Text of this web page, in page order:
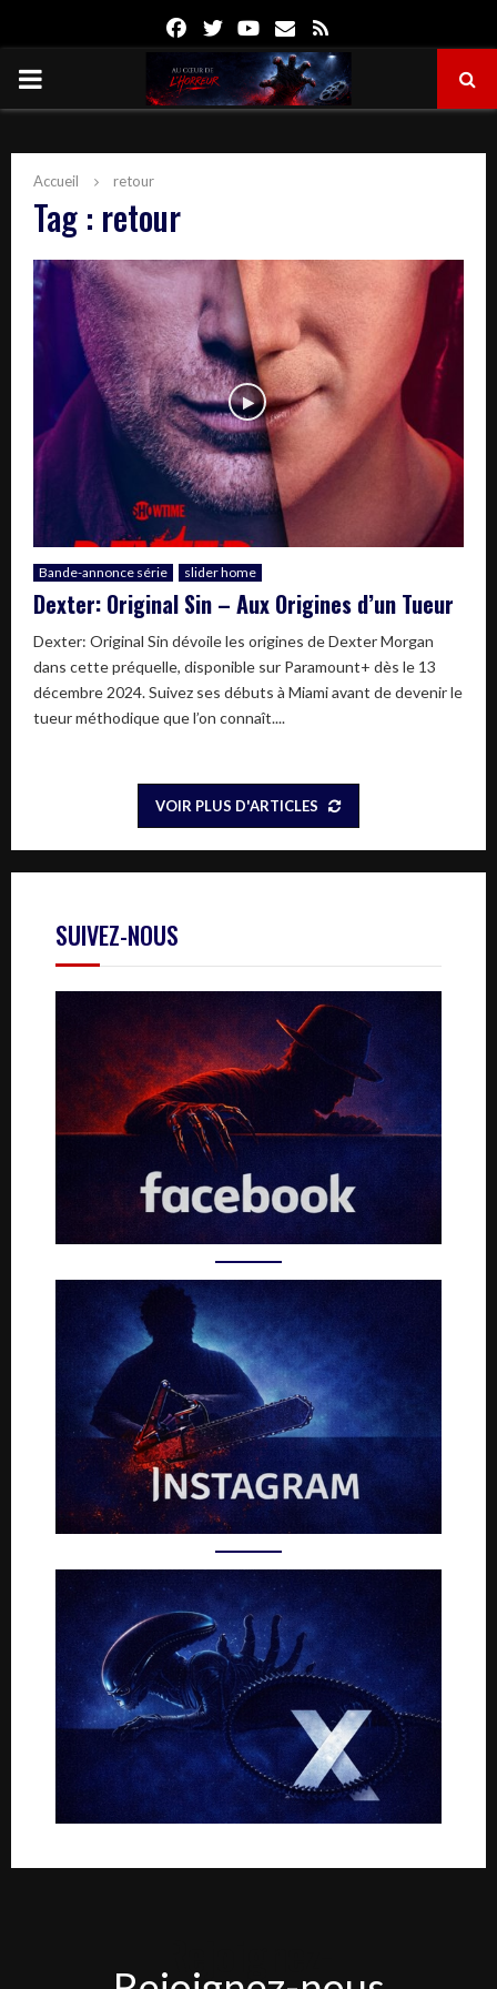
FacebookTwitterYoutube
Email
PRIMARY
Accueil retour
Tag : retour
Bande-annonce série slider home
Dexter: Original Sin – Aux Origines d’un Tueur
Dexter: Original Sin dévoile les origines de Dexter Morgan
dans cette préquelle, disponible sur Paramount+ dès le 13
décembre 2024. Suivez ses débuts à Miami avant de devenir le
tueur méthodique que l’on connaît....
VOIR PLUS D'ARTICLES
SUIVEZ-NOUS